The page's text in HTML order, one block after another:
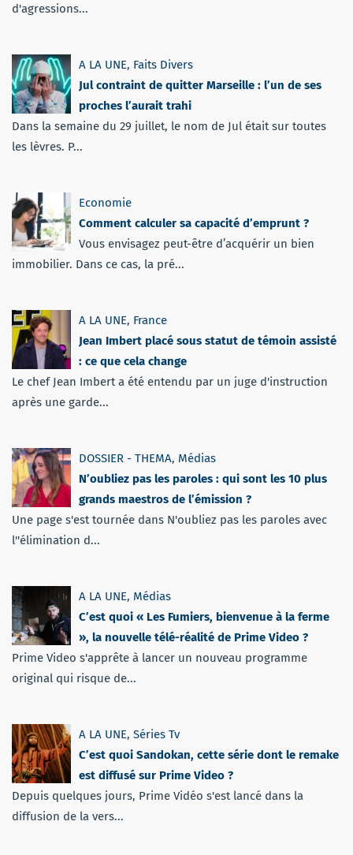
d'agressions...
A LA UNE, Faits Divers
Jul contraint de quitter Marseille : l’un de ses
proches l’aurait trahi
Dans la semaine du 29 juillet, le nom de Jul était sur toutes
les lèvres. P...
Economie
Comment calculer sa capacité d’emprunt ?
Vous envisagez peut-être d’acquérir un bien
immobilier. Dans ce cas, la pré...
A LA UNE, France
Jean Imbert placé sous statut de témoin assisté
: ce que cela change
Le chef Jean Imbert a été entendu par un juge d'instruction
après une garde...
DOSSIER - THEMA, Médias
N’oubliez pas les paroles : qui sont les 10 plus
grands maestros de l’émission ?
Une page s'est tournée dans N'oubliez pas les paroles avec
l''élimination d...
A LA UNE, Médias
C’est quoi « Les Fumiers, bienvenue à la ferme
», la nouvelle télé-réalité de Prime Video ?
Prime Video s'apprête à lancer un nouveau programme
original qui risque de...
A LA UNE, Séries Tv
C’est quoi Sandokan, cette série dont le remake
est diffusé sur Prime Video ?
Depuis quelques jours, Prime Vidéo s'est lancé dans la
diffusion de la vers...